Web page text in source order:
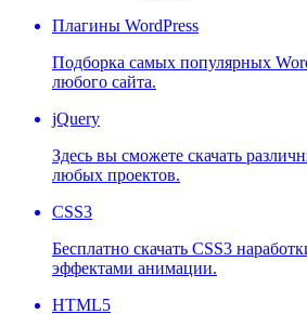
Плагины WordPress
Подборка самых популярных
любого сайта.
jQuery
Здесь вы сможете скачать
любых проектов.
CSS3
Бесплатно скачать CSS3
эффектами анимации.
HTML5